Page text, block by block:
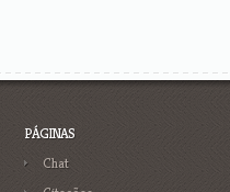
PÁGINAS
Chat